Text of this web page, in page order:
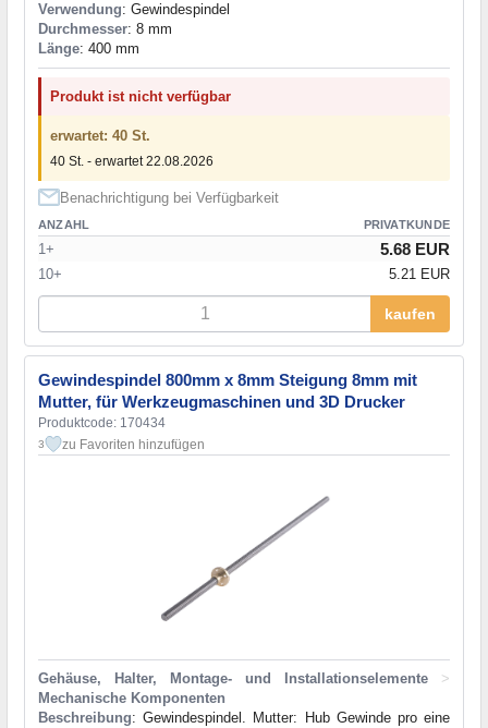
Verwendung: Gewindespindel
Durchmesser: 8 mm
Länge: 400 mm
Produkt ist nicht verfügbar
erwartet: 40 St.
40 St. - erwartet 22.08.2026
Benachrichtigung bei Verfügbarkeit
ANZAHL PRIVATKUNDE
1+ 5.68 EUR
10+ 5.21 EUR
kaufen
Gewindespindel 800mm x 8mm Steigung 8mm mit
Mutter, für Werkzeugmaschinen und 3D Drucker
Produktcode: 170434
3 zu Favoriten hinzufügen
Gehäuse, Halter, Montage- und Installationselemente
>
Mechanische Komponenten
Beschreibung: Gewindespindel. Mutter: Hub Gewinde pro eine